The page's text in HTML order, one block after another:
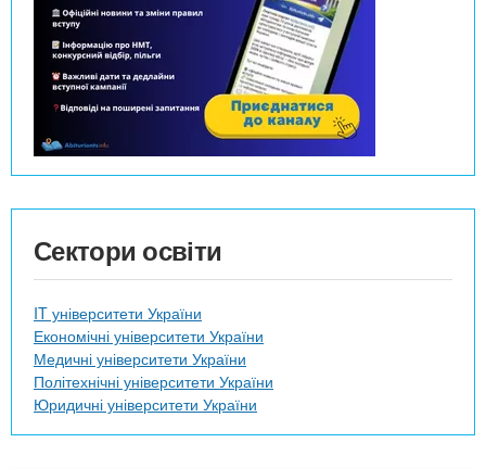
Сектори освіти
IT університети України
Економічні університети України
Медичні університети України
Політехнічні університети України
Юридичні університети України